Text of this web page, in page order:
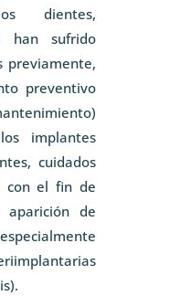
dientes,
han sufrido
previamente,
preventivo
implantes
cuidados
con el fin de
de